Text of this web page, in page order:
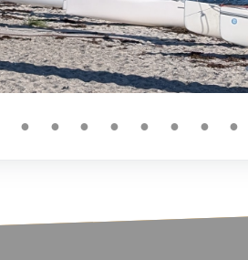
● ● ● ● ● ● ● ●